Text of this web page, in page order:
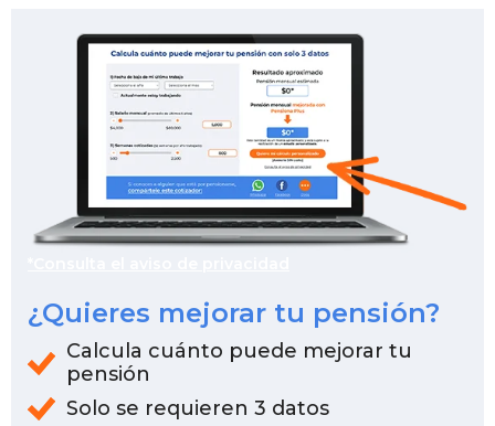
¿Quieres mejorar tu pensión?
Calcula cuánto puede mejorar tu
pensión
Solo se requieren 3 datos